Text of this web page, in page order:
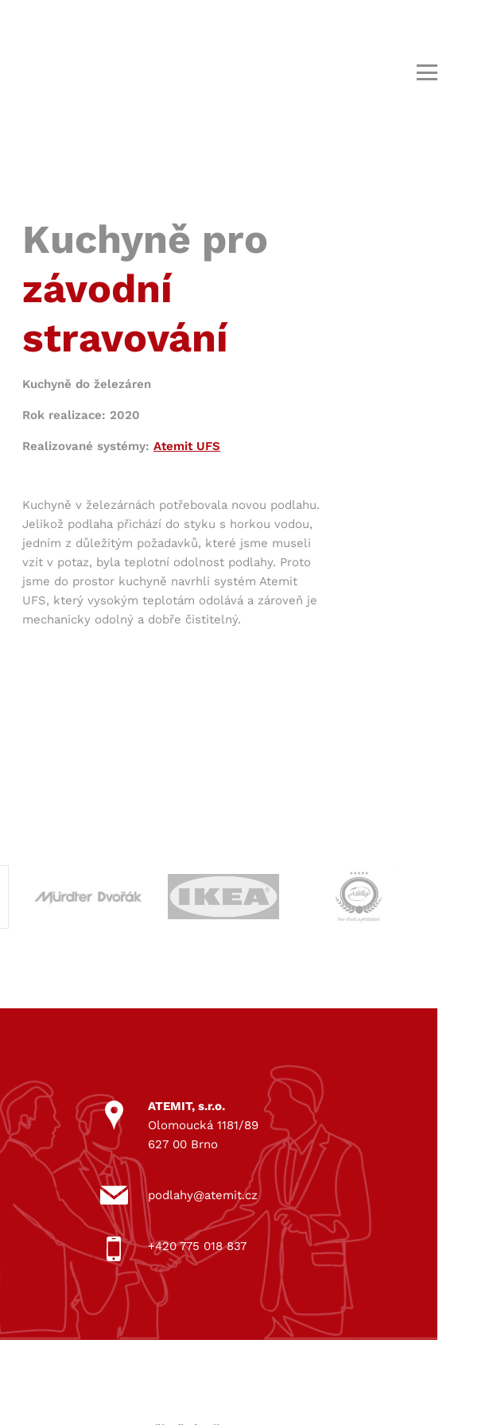
Kuchyně pro
závodní
stravování
Kuchyně do železáren
Rok realizace: 2020
Realizované systémy: Atemit UFS
Kuchyně v železárnách potřebovala novou podlahu.
Jelikož podlaha přichází do styku s horkou vodou,
jedním z důležitým požadavků, které jsme museli
vzít v potaz, byla teplotní odolnost podlahy. Proto
jsme do prostor kuchyně navrhli systém Atemit
UFS, který vysokým teplotám odolává a zároveň je
mechanicky odolný a dobře čistitelný.
ATEMIT, s.r.o.
Olomoucká 1181/89
627 00 Brno
podlahy@atemit.cz
+420 775 018 837